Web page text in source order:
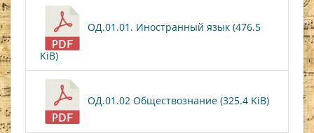
ОД.01.01. Иностранный язык (476.5
KiB)
ОД.01.02 Обществознание (325.4 KiB)